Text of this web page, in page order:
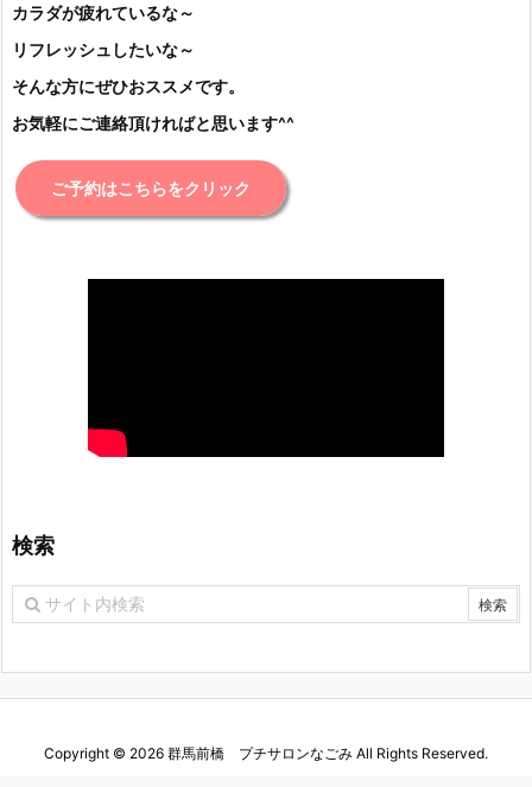
カラダが疲れているな～
リフレッシュしたいな～
そんな方にぜひおススメです。
お気軽にご連絡頂ければと思います^^
ご予約はこちらをクリック
検索
Copyright © 2026 群馬前橋 プチサロンなごみ All Rights Reserved.